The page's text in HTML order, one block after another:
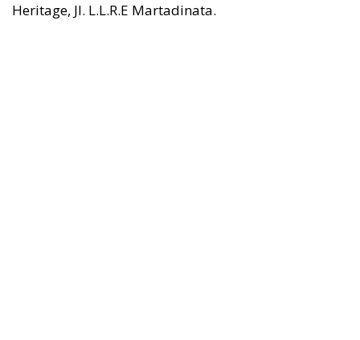
Heritage, Jl. L.L.R.E Martadinata.